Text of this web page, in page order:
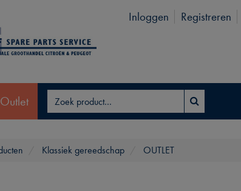
Inloggen Registreren
Outlet
Klassiek gereedschap OUTLET